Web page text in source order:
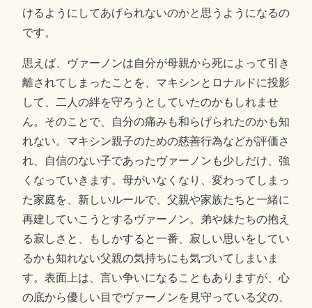
けるようにしてあげられないのかと思うようになるの
です。
思えば、ヴァーノンは自分が母親から死によって引き
離されてしまったことを、マキシンとロナルドに投影
して、二人の絆を守ろうとしていたのかもしれませ
ん。そのことで、自分の痛みも和らげられたのかも知
れない。マキシン親子のための慈善行為などが評価さ
れ、自信のない子であったヴァーノンも少しだけ、強
くなっていきます。母がいなくなり、変わってしまっ
た家庭を、新しいルールで、父親や家族たちと一緒に
再建していこうとするヴァーノン。弟や妹たちの抱え
る寂しさと、もしかすると一番、寂しい思いをしてい
るかも知れない父親の気持ちにも気づいてしまいま
す。表面上は、言い争いになることもありますが、心
の底から優しい目でヴァーノンを見守っている父の、